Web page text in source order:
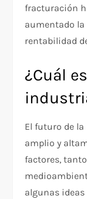
fracturación
aumentado la
rentabilidad
¿Cuál
El futuro de
amplio y
factores,
algunas ideas